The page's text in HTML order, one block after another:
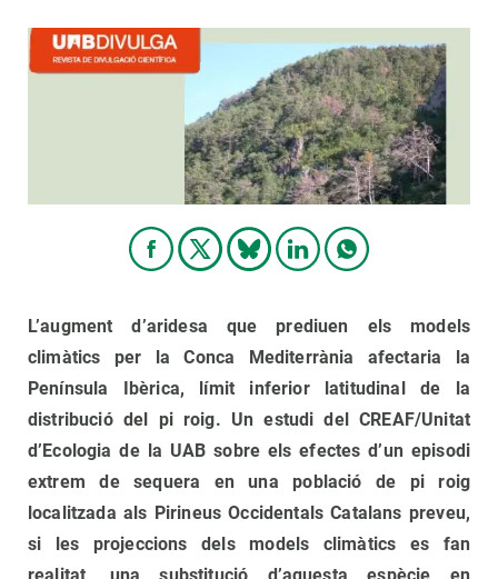
L’augment d’aridesa que prediuen els models
climàtics per la Conca Mediterrània afectaria la
Península Ibèrica, límit inferior latitudinal de la
distribució del pi roig. Un estudi del CREAF/Unitat
d’Ecologia de la UAB sobre els efectes d’un episodi
extrem de sequera en una població de pi roig
localitzada als Pirineus Occidentals Catalans preveu,
si les projeccions dels models climàtics es fan